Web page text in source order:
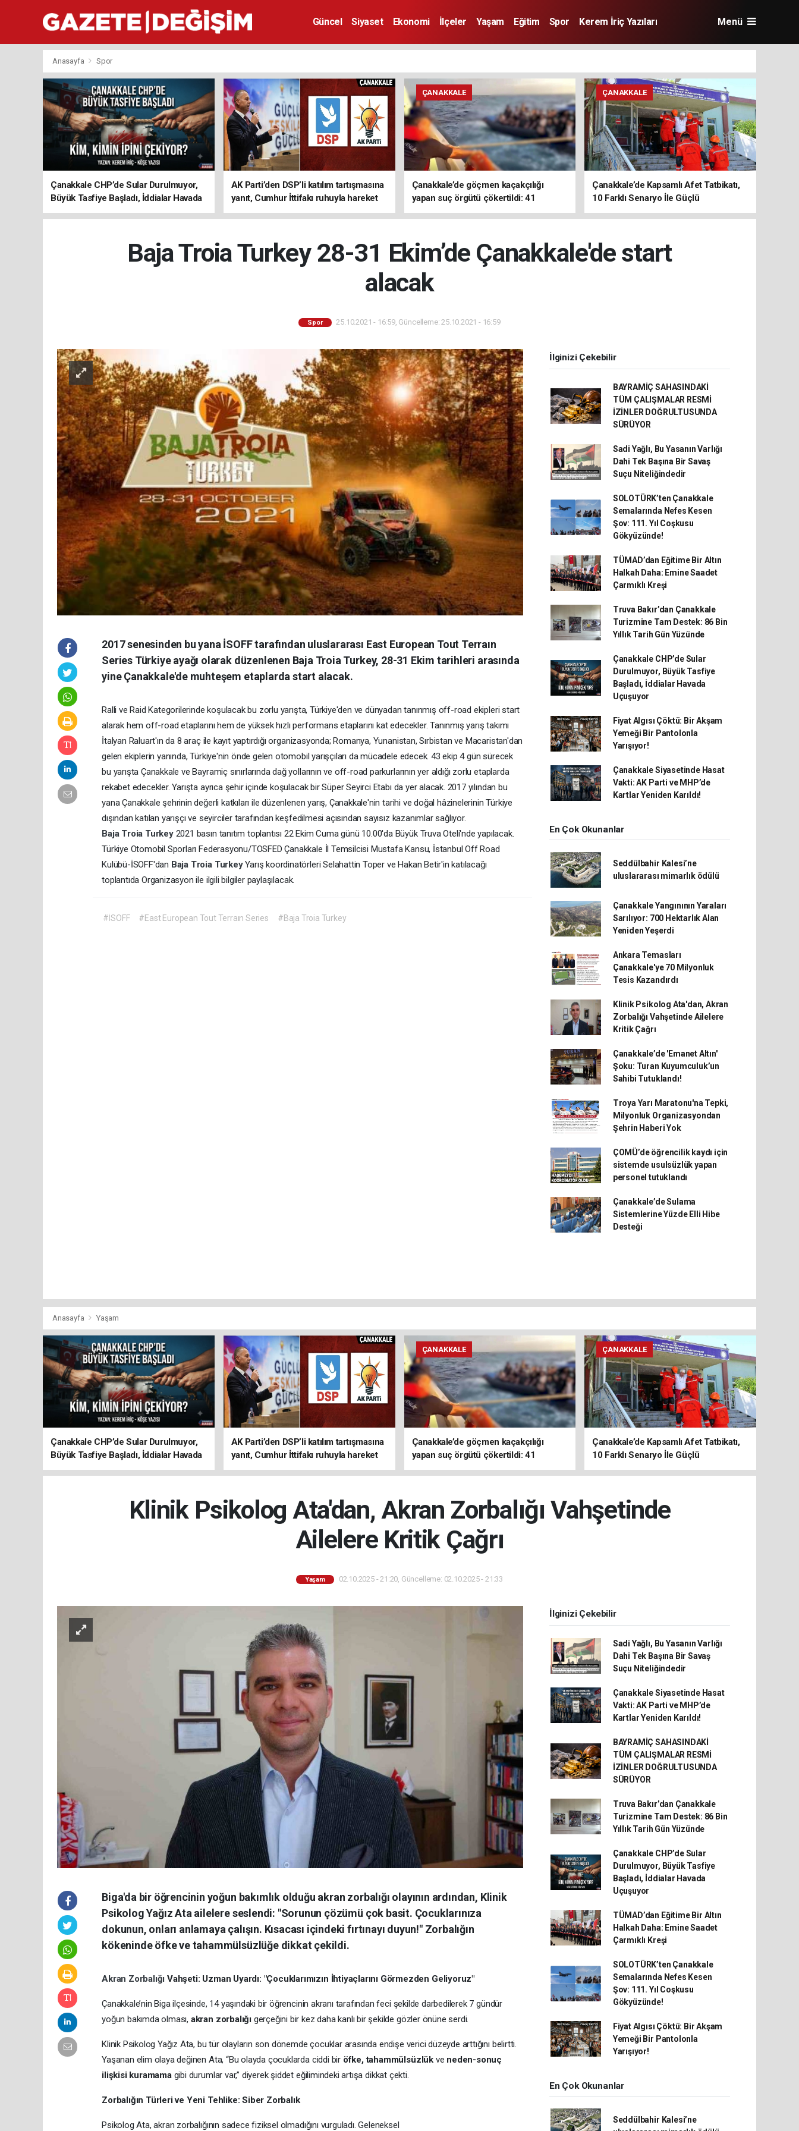
Güncel Siyaset Ekonomi İlçeler Yaşam Eğitim Spor Kerem İriç Yazıları Menü
Anasayfa Spor
Çanakkale CHP’de Sular Durulmuyor,
Büyük Tasfiye Başladı, İddialar Havada
Uçuşuyor
AK Parti’den DSP’li katılım tartışmasına
yanıt, Cumhur İttifakı ruhuyla hareket
ediyoruz
ÇANAKKALE
Çanakkale’de göçmen kaçakçılığı
yapan suç örgütü çökertildi: 41
tutuklama
ÇANAKKALE
Çanakkale’de Kapsamlı Afet Tatbikatı,
10 Farklı Senaryo İle Güçlü
Koordinasyon
Baja Troia Turkey 28-31 Ekim’de Çanakkale'de start
alacak
Spor 25.10.2021 - 16:59, Güncelleme: 25.10.2021 - 16:59
2017 senesinden bu yana İSOFF tarafından uluslararası East European Tout Terraın
Series Türkiye ayağı olarak düzenlenen Baja Troia Turkey, 28-31 Ekim tarihleri arasında
yine Çanakkale'de muhteşem etaplarda start alacak.
Ralli ve Raid Kategorilerinde koşulacak bu zorlu yarışta, Türkiye'den ve dünyadan tanınmış off-road ekipleri start
alarak hem off-road etaplarını hem de yüksek hızlı performans etaplarını kat edecekler. Tanınmış yarış takımı
İtalyan Raluart'ın da 8 araç ile kayıt yaptırdığı organizasyonda; Romanya, Yunanistan, Sırbistan ve Macaristan'dan
gelen ekiplerin yanında, Türkiye'nin önde gelen otomobil yarışçıları da mücadele edecek. 43 ekip 4 gün sürecek
bu yarışta Çanakkale ve Bayramiç sınırlarında dağ yollarının ve off-road parkurlarının yer aldığı zorlu etaplarda
rekabet edecekler. Yarışta ayrıca şehir içinde koşulacak bir Süper Seyirci Etabı da yer alacak. 2017 yılından bu
yana Çanakkale şehrinin değerli katkıları ile düzenlenen yarış, Çanakkale'nin tarihi ve doğal hâzinelerinin Türkiye
dışından katılan yarışçı ve seyirciler tarafından keşfedilmesi açısından sayısız kazanımlar sağlıyor.
Baja Troia Turkey 2021 basın tanıtım toplantısı 22 Ekim Cuma günü 10.00'da Büyük Truva Oteli'nde yapılacak.
Türkiye Otomobil Sporları Federasyonu/TOSFED Çanakkale İl Temsilcisi Mustafa Kansu, İstanbul Off Road
Kulübü-İSOFF'dan Baja Troia TurkeyYarış koordinatörleri Selahattin Toper ve Hakan Betir'in katılacağı
toplantıda Organizasyon ile ilgili bilgiler paylaşılacak.
#İSOFF #East European Tout Terraın Series #Baja Troia Turkey
İlginizi Çekebilir
BAYRAMİÇ SAHASINDAKİ
TÜM ÇALIŞMALAR RESMİ
İZİNLER DOĞRULTUSUNDA
SÜRÜYOR
Sadi Yağlı, Bu Yasanın Varlığı
Dahi Tek Başına Bir Savaş
Suçu Niteliğindedir
SOLOTÜRK’ten Çanakkale
Semalarında Nefes Kesen
Şov: 111. Yıl Coşkusu
Gökyüzünde!
TÜMAD’dan Eğitime Bir Altın
Halkah Daha: Emine Saadet
Çarmıklı Kreşi
Truva Bakır’dan Çanakkale
Turizmine Tam Destek: 86 Bin
Yıllık Tarih Gün Yüzünde
Çanakkale CHP’de Sular
Durulmuyor, Büyük Tasfiye
Başladı, İddialar Havada
Uçuşuyor
Fiyat Algısı Çöktü: Bir Akşam
Yemeği Bir Pantolonla
Yarışıyor!
Çanakkale Siyasetinde Hasat
Vakti: AK Parti ve MHP’de
Kartlar Yeniden Karıldı!
En Çok Okunanlar
Seddülbahir Kalesi’ne
uluslararası mimarlık ödülü
Çanakkale Yangınının Yaraları
Sarılıyor: 700 Hektarlık Alan
Yeniden Yeşerdi
Ankara Temasları
Çanakkale'ye 70 Milyonluk
Tesis Kazandırdı
Klinik Psikolog Ata'dan, Akran
Zorbalığı Vahşetinde Ailelere
Kritik Çağrı
Çanakkale’de 'Emanet Altın'
Şoku: Turan Kuyumculuk’un
Sahibi Tutuklandı!
Troya Yarı Maratonu'na Tepki,
Milyonluk Organizasyondan
Şehrin Haberi Yok
ÇOMÜ’de öğrencilik kaydı için
sistemde usulsüzlük yapan
personel tutuklandı
Çanakkale’de Sulama
Sistemlerine Yüzde Elli Hibe
Desteği
Anasayfa Yaşam
Çanakkale CHP’de Sular Durulmuyor,
Büyük Tasfiye Başladı, İddialar Havada
Uçuşuyor
AK Parti’den DSP’li katılım tartışmasına
yanıt, Cumhur İttifakı ruhuyla hareket
ediyoruz
ÇANAKKALE
Çanakkale’de göçmen kaçakçılığı
yapan suç örgütü çökertildi: 41
tutuklama
ÇANAKKALE
Çanakkale’de Kapsamlı Afet Tatbikatı,
10 Farklı Senaryo İle Güçlü
Koordinasyon
Klinik Psikolog Ata'dan, Akran Zorbalığı Vahşetinde
Ailelere Kritik Çağrı
Yaşam 02.10.2025 - 21:20, Güncelleme: 02.10.2025 - 21:33
Biga'da bir öğrencinin yoğun bakımlık olduğu akran zorbalığı olayının ardından, Klinik
Psikolog Yağız Ata ailelere seslendi: "Sorunun çözümü çok basit. Çocuklarınıza
dokunun, onları anlamaya çalışın. Kısacası içindeki fırtınayı duyun!" Zorbalığın
kökeninde öfke ve tahammülsüzlüğe dikkat çekildi.
Akran ZorbalığıVahşeti: Uzman Uyardı: "Çocuklarımızın İhtiyaçlarını Görmezden Geliyoruz"
Çanakkale’nin Biga ilçesinde, 14 yaşındaki bir öğrencinin akranı tarafından feci şekilde darbedilerek 7 gündür
yoğun bakımda olması, akran zorbalığıgerçeğini bir kez daha kanlı bir şekilde gözler önüne serdi.
Klinik Psikolog Yağız Ata, bu tür olayların son dönemde çocuklar arasında endişe verici düzeyde arttığını belirtti.
Yaşanan elim olaya değinen Ata, “Bu olayda çocuklarda ciddi bir öfke, tahammülsüzlükve neden-sonuç
ilişkisi kuramamagibi durumlar var,” diyerek şiddet eğilimindeki artışa dikkat çekti.
Zorbalığın Türleri ve Yeni Tehlike: Siber Zorbalık
Psikolog Ata, akran zorbalığının sadece fiziksel olmadığını vurguladı. Geleneksel
İlginizi Çekebilir
Sadi Yağlı, Bu Yasanın Varlığı
Dahi Tek Başına Bir Savaş
Suçu Niteliğindedir
Çanakkale Siyasetinde Hasat
Vakti: AK Parti ve MHP’de
Kartlar Yeniden Karıldı!
BAYRAMİÇ SAHASINDAKİ
TÜM ÇALIŞMALAR RESMİ
İZİNLER DOĞRULTUSUNDA
SÜRÜYOR
Truva Bakır’dan Çanakkale
Turizmine Tam Destek: 86 Bin
Yıllık Tarih Gün Yüzünde
Çanakkale CHP’de Sular
Durulmuyor, Büyük Tasfiye
Başladı, İddialar Havada
Uçuşuyor
TÜMAD’dan Eğitime Bir Altın
Halkah Daha: Emine Saadet
Çarmıklı Kreşi
SOLOTÜRK’ten Çanakkale
Semalarında Nefes Kesen
Şov: 111. Yıl Coşkusu
Gökyüzünde!
Fiyat Algısı Çöktü: Bir Akşam
Yemeği Bir Pantolonla
Yarışıyor!
En Çok Okunanlar
Seddülbahir Kalesi’ne